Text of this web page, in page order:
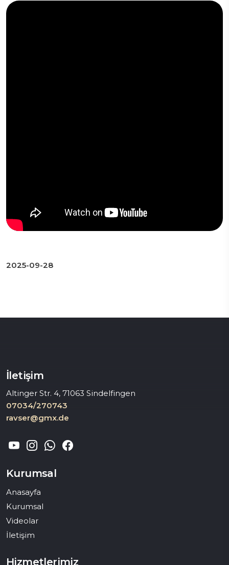
2025-09-28
İletişim
Altinger Str. 4, 71063 Sindelfingen
07034/270743
ravser@gmx.de
Kurumsal
Anasayfa
Kurumsal
Videolar
İletişim
Hizmetlerimiz